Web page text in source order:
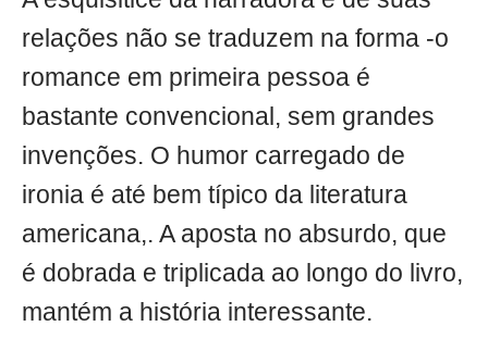
relações não se traduzem na forma -o
romance em primeira pessoa é
bastante convencional, sem grandes
invenções. O humor carregado de
ironia é até bem típico da literatura
americana,. A aposta no absurdo, que
é dobrada e triplicada ao longo do livro,
mantém a história interessante.